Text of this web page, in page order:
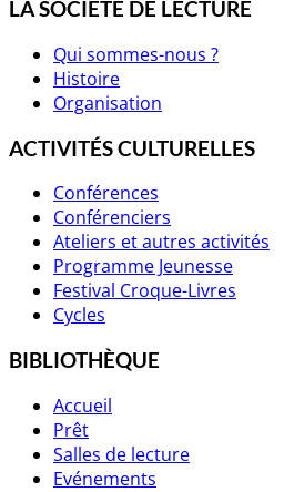
LA SOCIÉTÉ DE LECTURE
Qui sommes-nous ?
Histoire
Organisation
ACTIVITÉS CULTURELLES
Conférences
Conférenciers
Ateliers et autres activités
Programme Jeunesse
Festival Croque-Livres
Cycles
BIBLIOTHÈQUE
Accueil
Prêt
Salles de lecture
Evénements